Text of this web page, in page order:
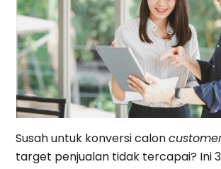
Susah untuk konversi calon
target penjualan tidak tercapai? Ini